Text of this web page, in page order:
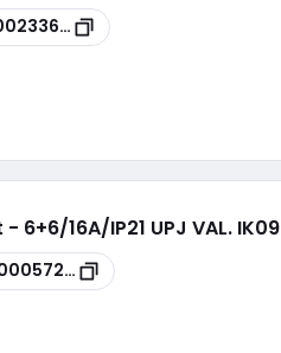
6+6/16A/IP21 UPJ VAL. IK09